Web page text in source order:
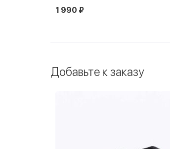
1 990 ₽
Добавьте к заказу